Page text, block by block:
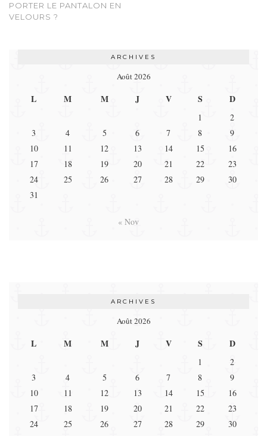
PORTER LE PANTALON EN
VELOURS ?
ARCHIVES
Août 2026
L M M J V S D
1
2
3
4 5 6 7 8
9
10
11 12 13 14 15
16
17
18 19 20 21 22
23
24
25 26 27 28 29
30
31
« Nov
ARCHIVES
Août 2026
L M M J V S D
1
2
3
4 5 6 7 8
9
10
11 12 13 14 15
16
17
18 19 20 21 22
23
24
25 26 27 28 29
30